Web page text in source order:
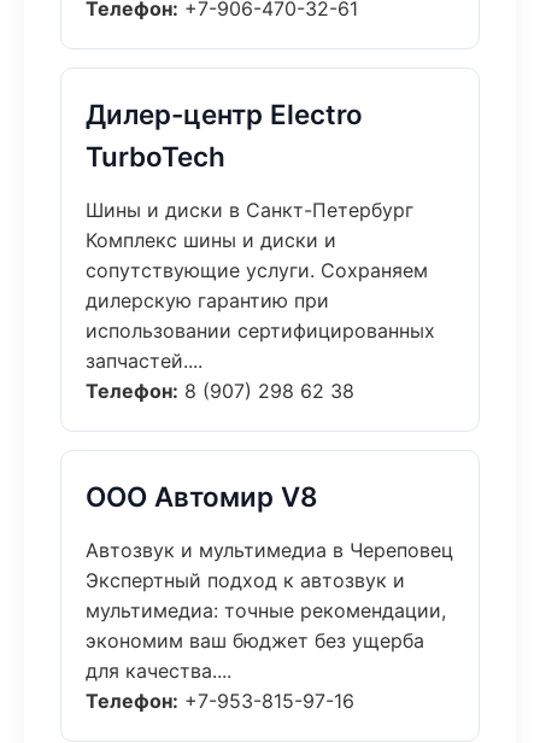
Телефон: +7-906-470-32-61
Дилер-центр Electro
TurboTech
Шины и диски в Санкт-Петербург
Комплекс шины и диски и
сопутствующие услуги. Сохраняем
дилерскую гарантию при
использовании сертифицированных
запчастей....
Телефон: 8 (907) 298 62 38
ООО Автомир V8
Автозвук и мультимедиа в Череповец
Экспертный подход к автозвук и
мультимедиа: точные рекомендации,
экономим ваш бюджет без ущерба
для качества....
Телефон: +7-953-815-97-16